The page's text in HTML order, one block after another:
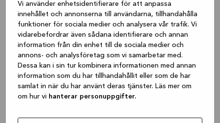
Vi använder enhetsidentifierare för att anpassa
innehållet och annonserna till användarna, tillhandahålla
funktioner för sociala medier och analysera vår trafik. Vi
vidarebefordrar även sådana identifierare och annan
information från din enhet till de sociala medier och
annons- och analysföretag som vi samarbetar med.
Dessa kan i sin tur kombinera informationen med annan
information som du har tillhandahållit eller som de har
samlat in när du har använt deras tjänster. Läs mer om
om hur vi hanterar personuppgifter.